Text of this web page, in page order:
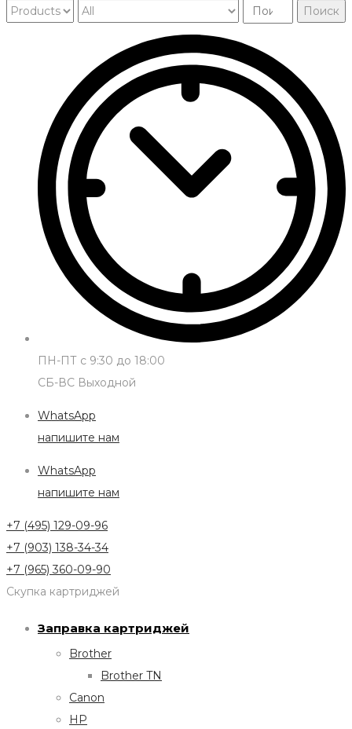
ПН-ПТ с 9:30 до 18:00
СБ-ВС Выходной
WhatsApp
напишите нам
WhatsApp
напишите нам
+7 (495) 129-09-96
+7 (903) 138-34-34
+7 (965) 360-09-90
Скупка картриджей
Заправка картриджей
Brother
Brother TN
Canon
HP